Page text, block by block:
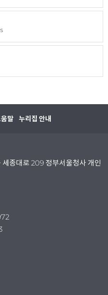
말 누리집 안내
종대로 209 정부서울청사 개인